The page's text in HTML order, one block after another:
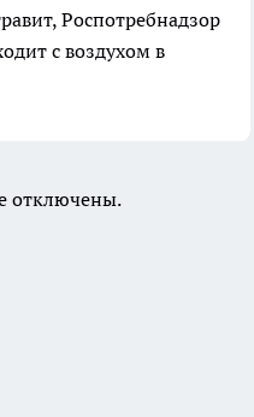
Роспотребнадзор
с воздухом в
отключены.